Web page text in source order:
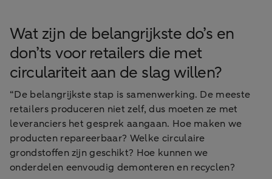
Wat zijn de belangrijkste do’s en
don’ts voor retailers die met
circulariteit aan de slag willen?
“De belangrijkste stap is samenwerking. De meeste
retailers produceren niet zelf, dus moeten ze met
leveranciers het gesprek aangaan. Hoe maken we
producten repareerbaar? Welke circulaire
grondstoffen zijn geschikt? Hoe kunnen we
onderdelen eenvoudig demonteren en recyclen?